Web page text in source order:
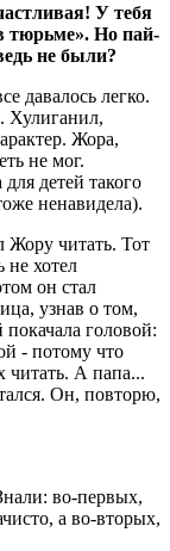
У тебя
тюрьме». Но пай-
не были?
давалось легко.
Хулиганил,
Жора,
не мог.
детей такого
ненавидела).
Жору читать. Тот
не хотел
он стал
узнав о том,
головой:
- потому что
читать. А папа...
Он, повторю,
во-первых,
а во-вторых,